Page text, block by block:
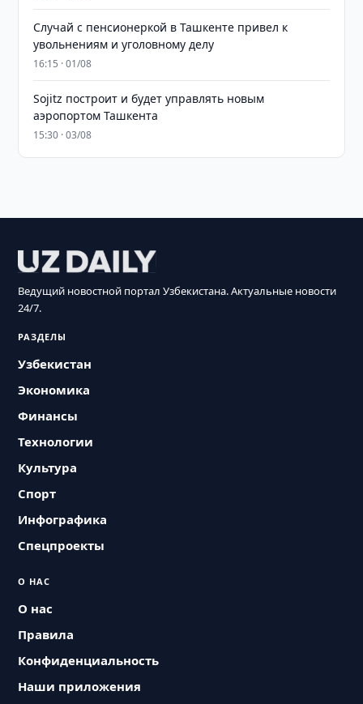
Случай с пенсионеркой в Ташкенте привел к
увольнениям и уголовному делу
16:15 · 01/08
Sojitz построит и будет управлять новым
аэропортом Ташкента
15:30 · 03/08
Ведущий новостной портал Узбекистана. Актуальные новости
24/7.
РАЗДЕЛЫ
Узбекистан
Экономика
Финансы
Технологии
Культура
Спорт
Инфографика
Спецпроекты
О НАС
О нас
Правила
Конфиденциальность
Наши приложения